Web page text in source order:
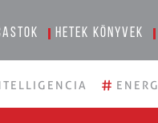
Hetek könyvek
#